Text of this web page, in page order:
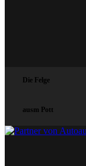
Die Felge
ausm Pott